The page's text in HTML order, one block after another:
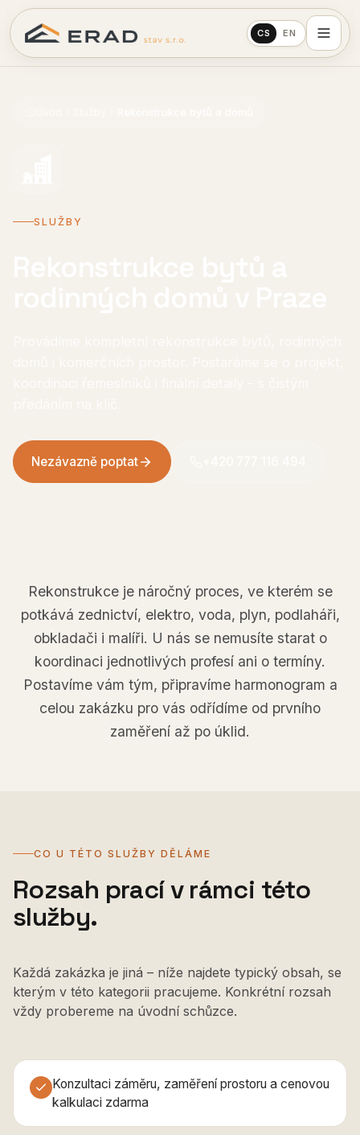
CS EN
SLUŽBY
Nezávazně poptat
Rekonstrukce je náročný proces, ve kterém se
potkává zednictví, elektro, voda, plyn, podlaháři,
obkladači i malíři. U nás se nemusíte starat o
koordinaci jednotlivých profesí ani o termíny.
Postavíme vám tým, připravíme harmonogram a
celou zakázku pro vás odřídíme od prvního
zaměření až po úklid.
CO U TÉTO SLUŽBY DĚLÁME
Rozsah prací v rámci této
služby.
Každá zakázka je jiná – níže najdete typický obsah, se
kterým v této kategorii pracujeme. Konkrétní rozsah
vždy probereme na úvodní schůzce.
Konzultaci záměru, zaměření prostoru a cenovou
kalkulaci zdarma